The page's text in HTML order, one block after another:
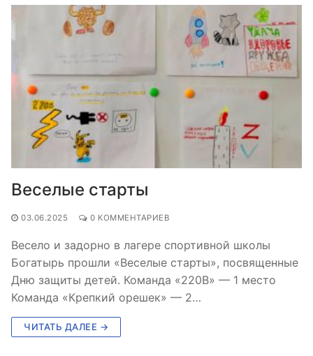
Веселые старты
03.06.2025 0 КОММЕНТАРИЕВ
Весело и задорно в лагере спортивной школы
Богатырь прошли «Веселые старты», посвященные
Дню защиты детей. Команда «220В» — 1 место
Команда «Крепкий орешек» — 2…
ЧИТАТЬ ДАЛЕЕ →